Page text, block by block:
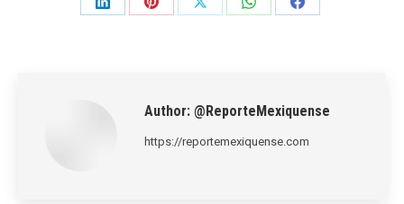
Share
Share
Share
Share
Share
Author: @ReporteMexiquense
https://reportemexiquense.com